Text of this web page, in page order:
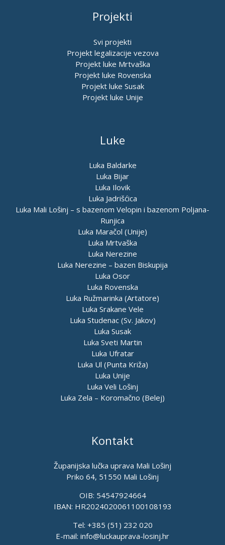
Projekti
Svi projekti
Projekt legalizacije vezova
Projekt luke Mrtvaška
Projekt luke Rovenska
Projekt luke Susak
Projekt luke Unije
Luke
Luka Baldarke
Luka Bijar
Luka Ilovik
Luka Jadrišćica
Luka Mali Lošinj – s bazenom Velopin i bazenom Poljana-
Runjica
Luka Maračol (Unije)
Luka Mrtvaška
Luka Nerezine
Luka Nerezine – bazen Biskupija
Luka Osor
Luka Rovenska
Luka Ružmarinka (Artatore)
Luka Srakane Vele
Luka Studenac (Sv. Jakov)
Luka Susak
Luka Sveti Martin
Luka Ufratar
Luka Ul (Punta Križa)
Luka Unije
Luka Veli Lošinj
Luka Zela – Koromačno (Belej)
Kontakt
Županijska lučka uprava Mali Lošinj
Priko 64, 51550 Mali Lošinj
OIB: 54547924664
IBAN: HR2024020061100108193
Tel: +385 (51) 232 020
E-mail: info@luckauprava-losinj.hr